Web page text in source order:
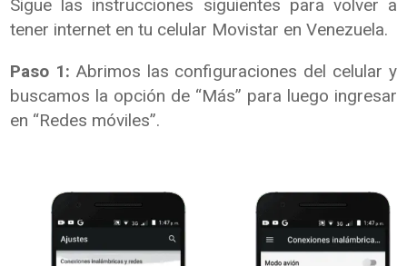
Sigue las instrucciones siguientes para volver a
tener internet en tu celular Movistar en Venezuela.
Paso 1: Abrimos las configuraciones del celular y
buscamos la opción de “Más” para luego ingresar
en “Redes móviles”.